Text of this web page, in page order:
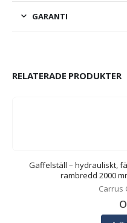
GARANTI
RELATERADE PRODUKTER
Gaffelställ – hydrauliskt,
rambredd 2000
Carrus